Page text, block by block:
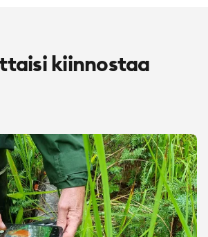
kiinnostaa